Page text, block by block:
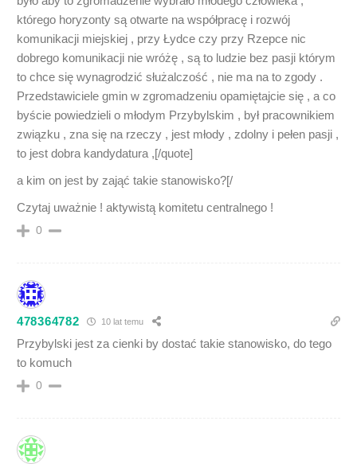
którego horyzonty są otwarte na współpracę i rozwój
komunikacji miejskiej , przy Łydce czy przy Rzepce nic
dobrego komunikacji nie wróżę , są to ludzie bez pasji którym
to chce się wynagrodzić służalczość , nie ma na to zgody .
Przedstawiciele gmin w zgromadzeniu opamiętajcie się , a co
byście powiedzieli o młodym Przybylskim , był pracownikiem
związku , zna się na rzeczy , jest młody , zdolny i pełen pasji ,
to jest dobra kandydatura ,[/quote]
a kim on jest by zająć takie stanowisko?[/
Czytaj uważnie ! aktywistą komitetu centralnego !
0
478364782 10 lat temu
Przybylski jest za cienki by dostać takie stanowisko, do tego
to komuch
0